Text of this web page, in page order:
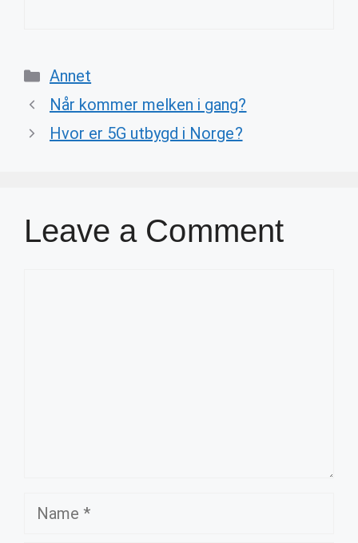
Categories
Annet
Når kommer melken i gang?
Hvor er 5G utbygd i Norge?
Leave a Comment
Name